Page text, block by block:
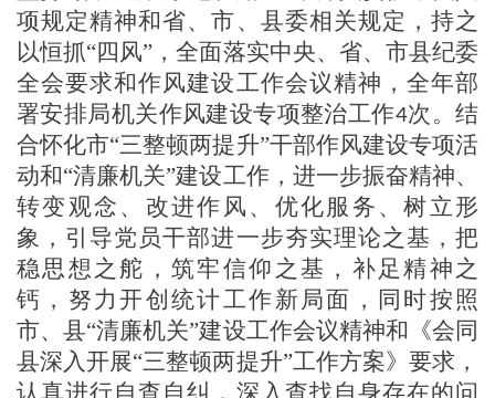
项规定精神和省、市、县委相关规定，持之
以恒抓“四风”，全面落实中央、省、市县纪委
全会要求和作风建设工作会议精神， 全年部
署安排局机关作风建设专项整治工作4次 。结
合怀化市“三整顿两提升”干部作风建设专项活
动和“清廉机关”建设工作， 进一步振奋精神、
转变观念、改进作风、优化服务、树立形
象，引导党员干部进一步夯实理论之基，把
稳思想之舵，筑牢信仰之基，补足精神之
钙，努力开创统计工作新局面，同时按照
市、县“清廉机关”建设工作会议精神和《会同
县深入开展“三整顿两提升”工作方案》要求，
认真进行自查自纠，深入查找自身存在的问